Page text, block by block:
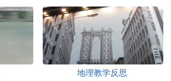
地理教学反思